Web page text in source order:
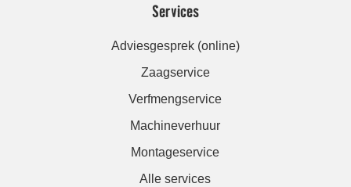
Services
Adviesgesprek (online)
Zaagservice
Verfmengservice
Machineverhuur
Montageservice
Alle services